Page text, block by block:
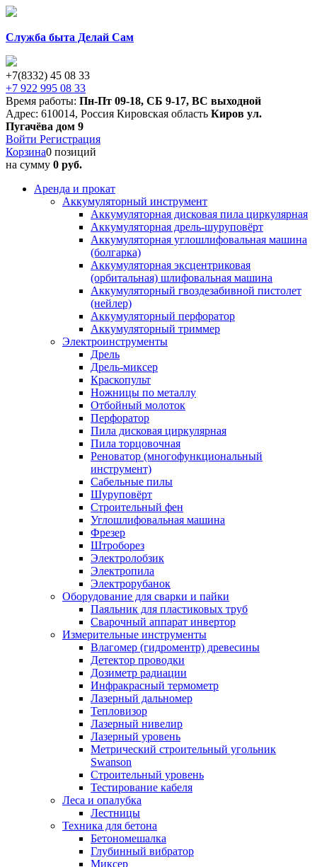
Служба быта Делай Сам
+7(8332) 45 08 33
+7 922 995 08 33
Время работы: Пн-Пт 09-18, СБ 9-17, ВС выходной
Адрес: 610014, Россия Кировская область Киров ул.
Пугачёва дом 9
Войти Регистрация
Корзина0 позиций
на сумму 0 руб.
Аренда и прокат
Аккумуляторный инструмент
Аккумуляторная дисковая пила циркулярная
Аккумуляторная дрель-шуруповёрт
Аккумуляторная углошлифовальная машина
(болгарка)
Аккумуляторная эксцентриковая
(орбитальная) шлифовальная машина
Аккумуляторный гвоздезабивной пистолет
(нейлер)
Аккумуляторный перфоратор
Аккумуляторный триммер
Электроинструменты
Дрель
Дрель-миксер
Краскопульт
Ножницы по металлу
Отбойный молоток
Перфоратор
Пила дисковая циркулярная
Пила торцовочная
Реноватор (многофункциональный
инструмент)
Сабельные пилы
Шуруповёрт
Строительный фен
Углошлифовальная машина
Фрезер
Штроборез
Электролобзик
Электропила
Электрорубанок
Оборудование для сварки и пайки
Паяльник для пластиковых труб
Сварочный аппарат инвертор
Измерительные инструменты
Влагомер (гидроментр) древесины
Детектор проводки
Дозиметр радиации
Инфракрасный термометр
Лазерный дальномер
Тепловизор
Лазерный нивелир
Лазерный уровень
Метрический строительный угольник
Swanson
Строительный уровень
Тестирование кабеля
Леса и опалубка
Лестницы
Техника для бетона
Бетономешалка
Глубинный вибратор
Миксер